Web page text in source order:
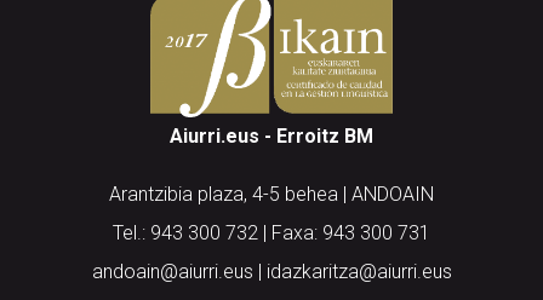
Aiurri.eus - Erroitz BM
Arantzibia plaza, 4-5 behea | ANDOAIN
Tel.: 943 300 732 | Faxa: 943 300 731
andoain@aiurri.eus | idazkaritza@aiurri.eus